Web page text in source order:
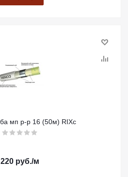
HENCO труба мп р-р 16 (50м) RIXc
220 руб./м